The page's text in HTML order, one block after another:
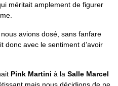
méritait amplement de figurer
avions dosé, sans fanfare
donc avec le sentiment d’avoir
Pink Martini à la Salle Marcel
mais nous décidions de ne